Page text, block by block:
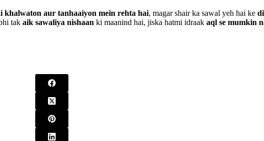
khalwaton aur tanhaaiyon mein rehta hai, magar shair ka sawal yeh hai ke
tak aik sawaliya nishaan ki maanind hai, jiska hatmi idraak aql se mumkin